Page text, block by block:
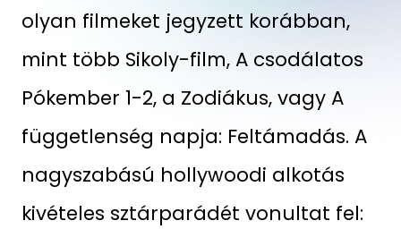
olyan filmeket jegyzett korábban,
mint több Sikoly-film, A csodálatos
Pókember 1-2, a Zodiákus, vagy A
függetlenség napja: Feltámadás. A
nagyszabású hollywoodi alkotás
kivételes sztárparádét vonultat fel: